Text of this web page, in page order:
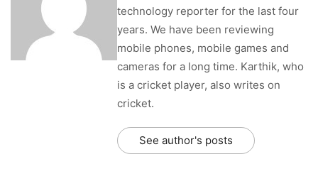
technology reporter for the last four
years. We have been reviewing
mobile phones, mobile games and
cameras for a long time. Karthik, who
is a cricket player, also writes on
cricket.
See author's posts